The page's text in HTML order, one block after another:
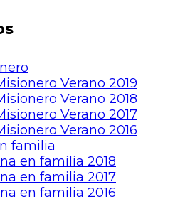
Verano 2019
Verano 2018
Verano 2017
Verano 2016
familia
en familia 2018
en familia 2017
en familia 2016